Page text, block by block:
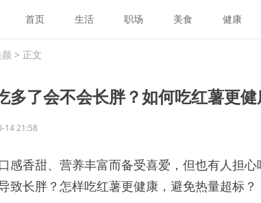
首页 生活 职场 美食 健康
> 正文
多了会不会长胖？如何吃红薯更
14 21:58
感香甜、营养丰富而备受喜爱，但也有人担
致长胖？怎样吃红薯更健康，避免热量超标？